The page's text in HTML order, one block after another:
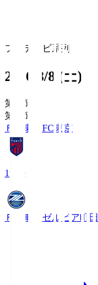
フジテレビ系列
2026/8/8 (土)
第1節
第1節
ＦＣ東京 FC東京
19:00
ＦＣ町田ゼルビア町田